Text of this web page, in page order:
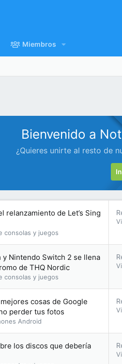
Miembros
Bienvenido a
¿Quieres unirte al resto de
relanzamiento de Let’s Sing
consolas y juegos
Nintendo Switch 2 se llena
de THQ Nordic
consolas y juegos
cosas de Google
perder tus fotos
Android
los discos que debería